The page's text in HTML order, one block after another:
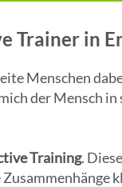
Trainer in
Menschen
der Mensch
Training.